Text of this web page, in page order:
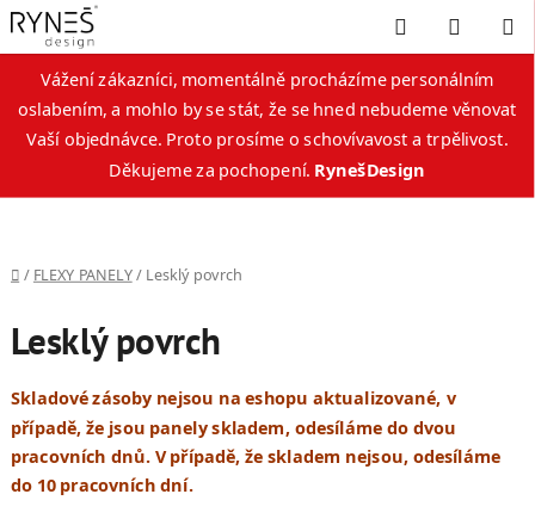
Vážení zákazníci, momentálně procházíme personálním
oslabením, a mohlo by se stát, že se hned nebudeme věnovat
Vaší objednávce. Proto prosíme o schovívavost a trpělivost.
Děkujeme za pochopení. RynešDesign
Hledat
KOŠÍK
Domů
/ FLEXY PANELY / Lesklý povrch
Lesklý povrch
Skladové zásoby nejsou na eshopu aktualizované, v
případě, že jsou panely skladem, odesíláme do dvou
pracovních dnů. V případě, že skladem nejsou, odesíláme
do 10 pracovních dní.